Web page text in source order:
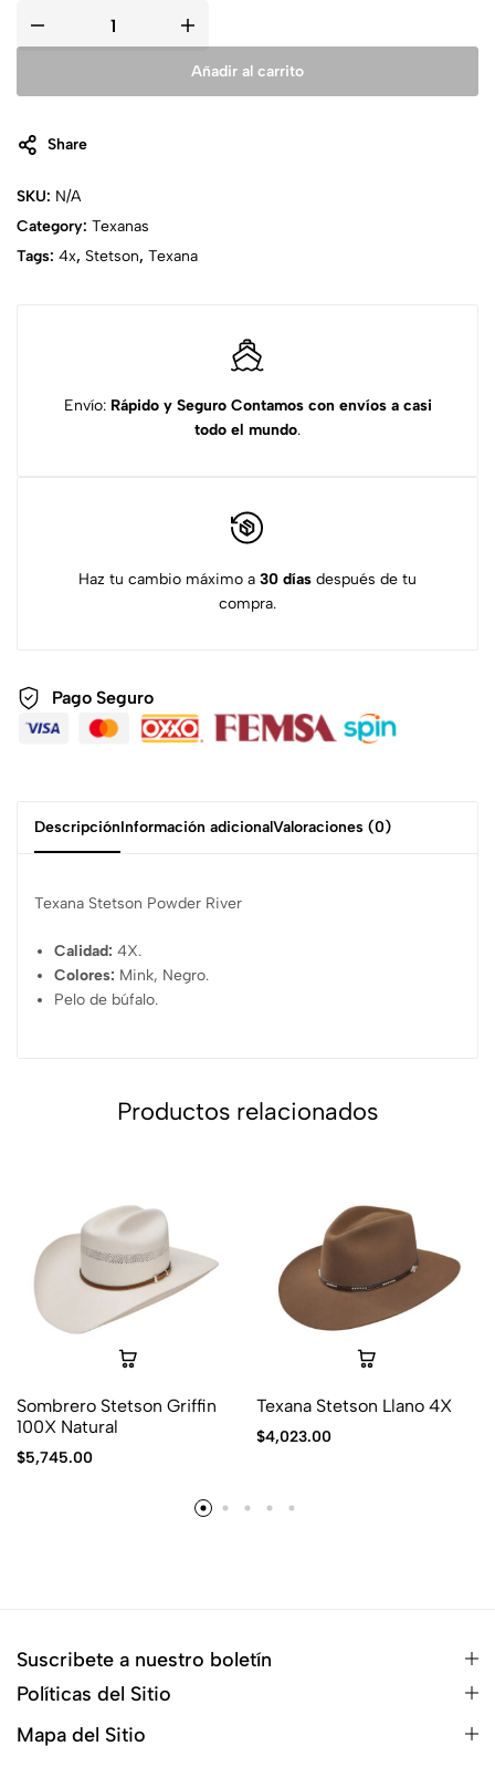
Añadir al carrito
Share
SKU: N/A
Category: Texanas
Tags: 4x, Stetson, Texana
Envío: Rápido y Seguro Contamos con envíos a casi
todo el mundo.
Haz tu cambio máximo a 30 días después de tu
compra.
Pago Seguro
DescripciónInformación adicionalValoraciones (0)
Texana Stetson Powder River
Calidad:4X.
Colores: Mink, Negro.
Pelo de búfalo.
Productos relacionados
Sombrero Stetson Griffin
100X Natural
$5,745.00
Texana Stetson Llano 4X
$4,023.00
Suscribete a nuestro boletín
Políticas del Sitio
Mapa del Sitio